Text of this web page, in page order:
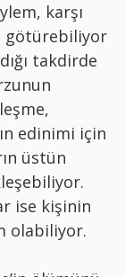
karşı
götürebiliyor
takdirde
edinimi için
üstün
ise kişinin
olabiliyor.